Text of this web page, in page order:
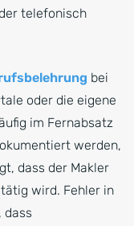
telefonisch
bei
oder die eigene
im Fernabsatz
werden,
dass der Makler
wird. Fehler in
dass